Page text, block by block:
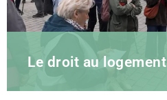
Le droit au logement